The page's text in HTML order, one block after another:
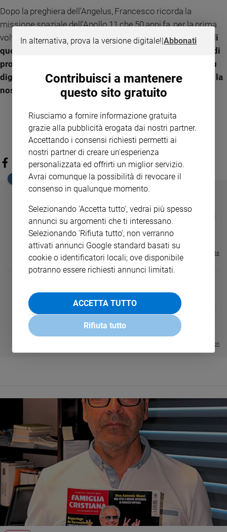
Dopo la preghiera dell’Angelus, Francesco ricorda la
missione spaziale dell’Apollo 11 che 50 anni fa, per la prima
volta nella storia, mise piede sulla luna: «Possa il ricordo di
quel grande passo per l’umanità accendere il desiderio di
progredire insieme verso traguardi ancora maggiori: più
dignità ai deboli, più giustizia tra i popoli, più futuro per la
nostra casa comune».
EDICOLA SAN PAOLO
€ 34,80 € 21,90 37%
FAMIGLIA CRISTIANA
€ 104,00 € 83,00 20%
Visualizza tutte le riviste
LE GRANDI BASILICHE ITALIANE
- VOL DA 1 AL 5
€ 64,50
DIARIO G 2026-27
€ 8,90
- € 8,90
Visualizza tutte le collection
In alternativa, prova la versione digitale!|Abbonati
Contribuisci a mantenere
questo sito gratuito
Riusciamo a fornire informazione gratuita
grazie alla pubblicità erogata dai nostri partner.
Accettando i consensi richiesti permetti ai
nostri partner di creare un'esperienza
personalizzata ed offrirti un miglior servizio.
Avrai comunque la possibilità di revocare il
consenso in qualunque momento.
Selezionando 'Accetta tutto', vedrai più spesso
annunci su argomenti che ti interessano.
Selezionando 'Rifiuta tutto', non verranno
attivati annunci Google standard basati su
cookie o identificatori locali; ove disponibile
potranno essere richiesti annunci limitati.
ACCETTA TUTTO
Rifiuta tutto